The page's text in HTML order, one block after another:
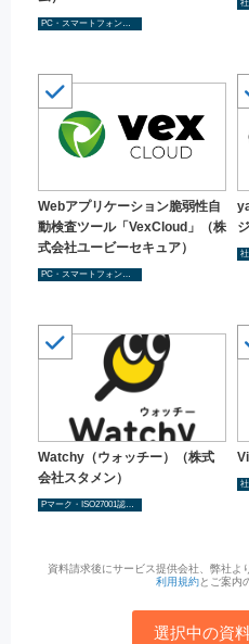
PC・スマートフォンなど端末のセキュリティ強化
Webアプリケーション脆弱性自
動検査ツール「VexCloud」（株
式会社ユービーセキュア）
PC・スマートフォンなど端末のセキュリティ強化
Watchy（ウォッチー）（株式
会社スタメン）
Pマーク・ISO27001認証（ISMS認証）などの第三者認証取得
資料請求後にサービス提供会社、弊社よ
利用規約とご案内
選択中の資